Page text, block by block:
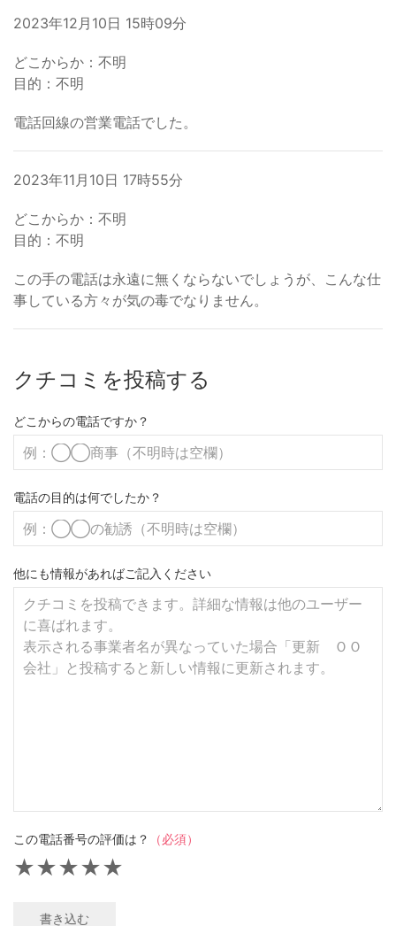
2023年12月10日 15時09分
どこからか：不明
目的：不明
電話回線の営業電話でした。
2023年11月10日 17時55分
どこからか：不明
目的：不明
この手の電話は永遠に無くならないでしょうが、こんな仕
事している方々が気の毒でなりません。
クチコミを投稿する
どこからの電話ですか？
電話の目的は何でしたか？
他にも情報があればご記入ください
この電話番号の評価は？ （必須）
★
★
★
★
★
書き込む